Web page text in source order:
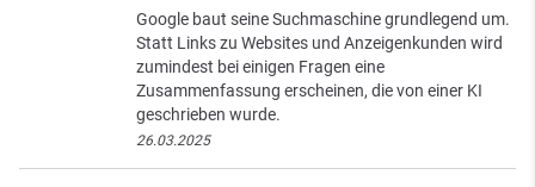
Google baut seine Suchmaschine grundlegend um.
Statt Links zu Websites und Anzeigenkunden wird
zumindest bei einigen Fragen eine
Zusammenfassung erscheinen, die von einer KI
geschrieben wurde.
26.03.2025